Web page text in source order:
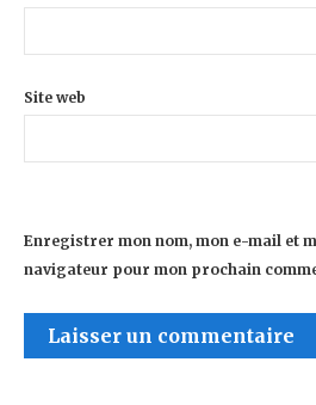
Site web
Enregistrer mon nom, mon e-mail et
navigateur pour mon prochain